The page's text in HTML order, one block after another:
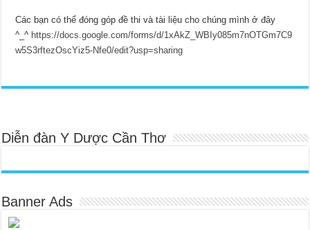
Các bạn có thể đóng góp đề thi và tài liệu cho chúng mình ở đây
^_^ https://docs.google.com/forms/d/1xAkZ_WBIy085m7nOTGm7C9
w5S3rftezOscYiz5-Nfe0/edit?usp=sharing
Diễn đàn Y Dược Cần Thơ
Banner Ads